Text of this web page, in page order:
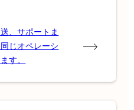
、サポートま
じオペレーシ
す。